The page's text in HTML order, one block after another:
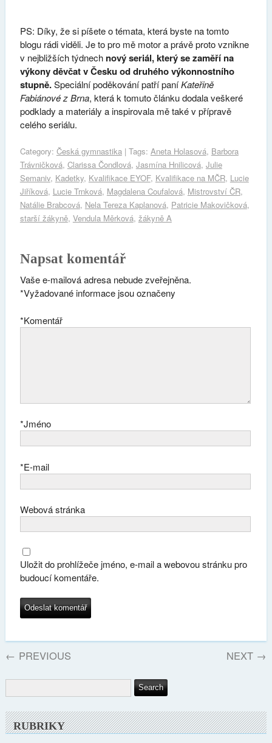
PS: Díky, že si píšete o témata, která byste na tomto
blogu rádi viděli. Je to pro mě motor a právě proto vznikne
v nejbližších týdnech nový seriál, který se zaměří na
výkony děvčat v Česku od druhého výkonnostního
stupně.Speciální poděkování patří paníKateřině
Fabiánové z Brna, která k tomuto článku dodala veškeré
podklady a materiály a inspirovala mě také v přípravě
celého seriálu.
Category: Česká gymnastika| Tags: Aneta Holasová, Barbora
Trávničková, Clarissa Čondlová, Jasmína Hnilicová, Julie
Semaniv, Kadetky, Kvalifikace EYOF, Kvalifikace na MČR, Lucie
Jiříková, Lucie Trnková, Magdalena Coufalová, Mistrovství ČR,
Natálie Brabcová, Nela Tereza Kaplanová, Patricie Makovičková,
starší žákyně, Vendula Měrková, žákyně A
Napsat komentář
Vaše e-mailová adresa nebude zveřejněna.
Vyžadované informace jsou označeny
*
Komentář
*
Jméno
*
E-mail
*
Webová stránka
Uložit do prohlížeče jméno, e-mail a webovou stránku pro
budoucí komentáře.
← PREVIOUS NEXT →
RUBRIKY